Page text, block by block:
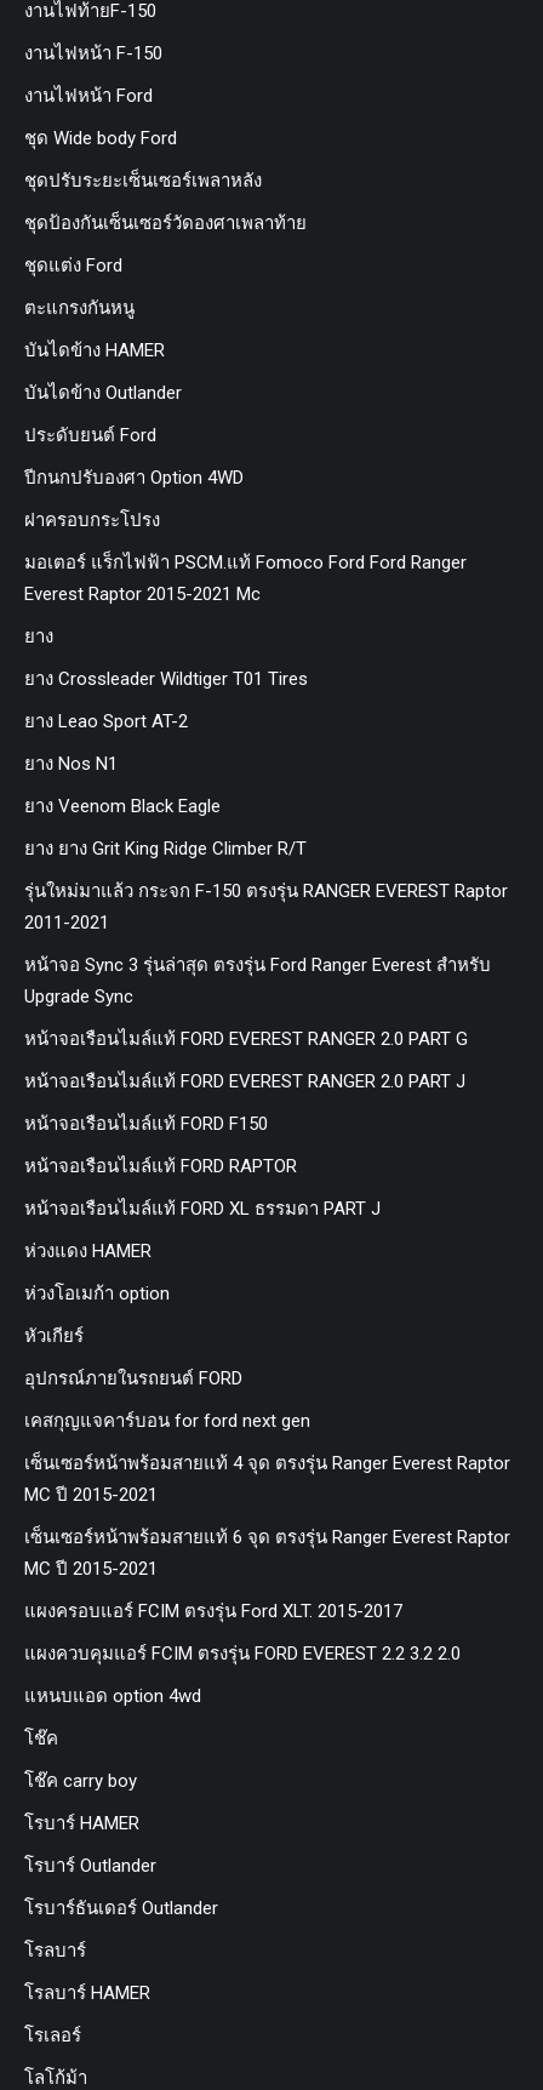
งานไฟท้ายF-150
งานไฟหน้า F-150
งานไฟหน้า Ford
ชุด Wide body Ford
ชุดปรับระยะเซ็นเซอร์เพลาหลัง
ชุดป้องกันเซ็นเซอร์วัดองศาเพลาท้าย
ชุดแต่ง Ford
ตะแกรงกันหนู
บันไดข้าง HAMER
บันไดข้าง Outlander
ประดับยนต์ Ford
ปีกนกปรับองศา Option 4WD
ฝาครอบกระโปรง
มอเตอร์ แร็กไฟฟ้า PSCM.แท้ Fomoco Ford Ford Ranger
Everest Raptor 2015-2021 Mc
ยาง
ยาง Crossleader Wildtiger T01 Tires
ยาง Leao Sport AT-2
ยาง Nos N1
ยาง Veenom Black Eagle
ยาง ยาง Grit King Ridge Climber R/T
รุ่นใหม่มาแล้ว กระจก F-150 ตรงรุ่น RANGER EVEREST Raptor
2011-2021
หน้าจอ Sync 3 รุ่นล่าสุด ตรงรุ่น Ford Ranger Everest สำหรับ
Upgrade Sync
หน้าจอเรือนไมล์แท้ FORD EVEREST RANGER 2.0 PART G
หน้าจอเรือนไมล์แท้ FORD EVEREST RANGER 2.0 PART J
หน้าจอเรือนไมล์แท้ FORD F150
หน้าจอเรือนไมล์แท้ FORD RAPTOR
หน้าจอเรือนไมล์แท้ FORD XL ธรรมดา PART J
ห่วงแดง HAMER
ห่วงโอเมก้า option
หัวเกียร์
อุปกรณ์ภายในรถยนต์ FORD
เคสกุญแจคาร์บอน for ford next gen
เซ็นเซอร์หน้าพร้อมสายแท้ 4 จุด ตรงรุ่น Ranger Everest Raptor
MC ปี 2015-2021
เซ็นเซอร์หน้าพร้อมสายแท้ 6 จุด ตรงรุ่น Ranger Everest Raptor
MC ปี 2015-2021
แผงครอบแอร์ FCIM ตรงรุ่น Ford XLT. 2015-2017
แผงควบคุมแอร์ FCIM ตรงรุ่น FORD EVEREST 2.2 3.2 2.0
แหนบแอด option 4wd
โช๊ค
โช๊ค carry boy
โรบาร์ HAMER
โรบาร์ Outlander
โรบาร์ธันเดอร์ Outlander
โรลบาร์
โรลบาร์ HAMER
โรเลอร์
โลโก้ม้า